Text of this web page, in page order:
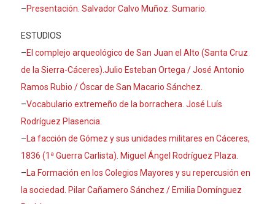
–Presentación. Salvador Calvo Muñoz. Sumario.
ESTUDIOS
–El complejo arqueológico de San Juan el Alto (Santa Cruz
de la Sierra-Cáceres).Julio Esteban Ortega / José Antonio
Ramos Rubio / Óscar de San Macario Sánchez.
–Vocabulario extremeño de la borrachera. José Luís
Rodríguez Plasencia.
–La facción de Gómez y sus unidades militares en Cáceres,
1836 (1ª Guerra Carlista). Miguel Ángel Rodríguez Plaza.
–La Formación en los Colegios Mayores y su repercusión en
la sociedad. Pilar Cañamero Sánchez / Emilia Domínguez